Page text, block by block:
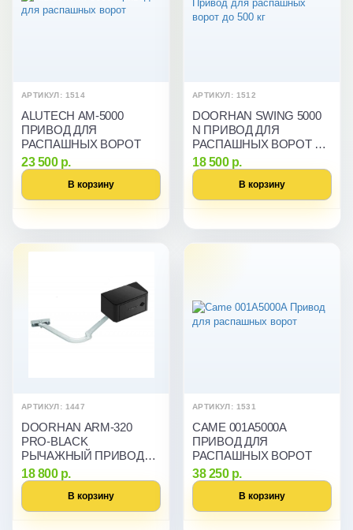
АРТИКУЛ: 1514
ALUTECH AM-5000
ПРИВОД ДЛЯ
РАСПАШНЫХ ВОРОТ
23 500 р.
В корзину
АРТИКУЛ: 1512
DOORHAN SWING 5000
N ПРИВОД ДЛЯ
РАСПАШНЫХ ВОРОТ ДО
500 КГ
18 500 р.
В корзину
АРТИКУЛ: 1447
DOORHAN ARM-320
PRO-BLACK
РЫЧАЖНЫЙ ПРИВОД
ДЛЯ РАСПАШНЫХ
ВОРОТ
18 800 р.
В корзину
АРТИКУЛ: 1531
CAME 001A5000A
ПРИВОД ДЛЯ
РАСПАШНЫХ ВОРОТ
38 250 р.
В корзину